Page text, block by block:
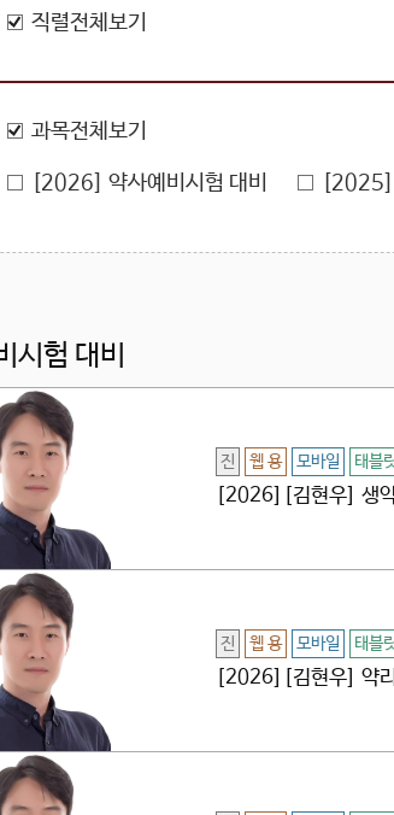
직렬전체보기
과목전체보기
[2026] 약사예비시험 대비 [2025]
험 대비
진 웹 용 모바일 태블
[2026][김현우] 생
진 웹 용 모바일 태블
[2026][김현우] 약